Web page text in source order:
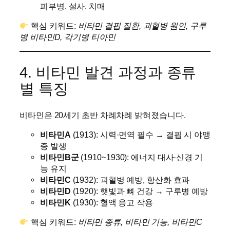
피부병, 설사, 치매
핵심 키워드: 비타민 결핍 질환, 괴혈병 원인, 구루
병 비타민D, 각기병 티아민
4. 비타민 발견 과정과 종류
별 특징
비타민은 20세기 초반 차례차례 밝혀졌습니다.
비타민A (1913): 시력·면역 필수 → 결핍 시 야맹
증 발생
비타민B군(1910~1930): 에너지 대사·신경 기
능 유지
비타민C (1932): 괴혈병 예방, 항산화 효과
비타민D (1920): 햇빛과 뼈 건강 → 구루병 예방
비타민K (1930): 혈액 응고 작용
핵심 키워드: 비타민 종류, 비타민 기능, 비타민C